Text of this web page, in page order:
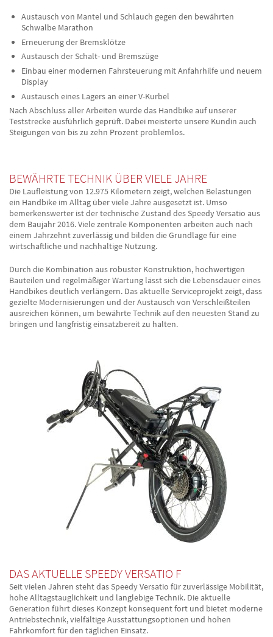
Austausch von Mantel und Schlauch gegen den bewährten
Schwalbe Marathon
Erneuerung der Bremsklötze
Austausch der Schalt- und Bremszüge
Einbau einer modernen Fahrsteuerung mit Anfahrhilfe und neuem
Display
Austausch eines Lagers an einer V-Kurbel
Nach Abschluss aller Arbeiten wurde das Handbike auf unserer
Teststrecke ausführlich geprüft. Dabei meisterte unsere Kundin auch
Steigungen von bis zu zehn Prozent problemlos.
BEWÄHRTE TECHNIK ÜBER VIELE JAHRE
Die Laufleistung von 12.975 Kilometern zeigt, welchen Belastungen
ein Handbike im Alltag über viele Jahre ausgesetzt ist. Umso
bemerkenswerter ist der technische Zustand des Speedy Versatio aus
dem Baujahr 2016. Viele zentrale Komponenten arbeiten auch nach
einem Jahrzehnt zuverlässig und bilden die Grundlage für eine
wirtschaftliche und nachhaltige Nutzung.
Durch die Kombination aus robuster Konstruktion, hochwertigen
Bauteilen und regelmäßiger Wartung lässt sich die Lebensdauer eines
Handbikes deutlich verlängern. Das aktuelle Serviceprojekt zeigt, dass
gezielte Modernisierungen und der Austausch von Verschleißteilen
ausreichen können, um bewährte Technik auf den neuesten Stand zu
bringen und langfristig einsatzbereit zu halten.
DAS AKTUELLE SPEEDYVERSATIO F
Seit vielen Jahren steht das Speedy Versatio für zuverlässige Mobilität,
hohe Alltagstauglichkeit und langlebige Technik. Die aktuelle
Generation führt dieses Konzept konsequent fort und bietet moderne
Antriebstechnik, vielfältige Ausstattungsoptionen und hohen
Fahrkomfort für den täglichen Einsatz.